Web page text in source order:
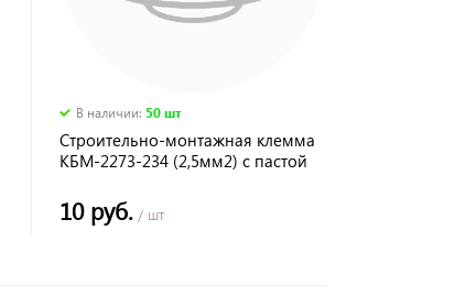
В наличии: 50 шт
Строительно-монтажная клемма
КБМ-2273-234 (2,5мм2) с пастой
10 руб. / шт